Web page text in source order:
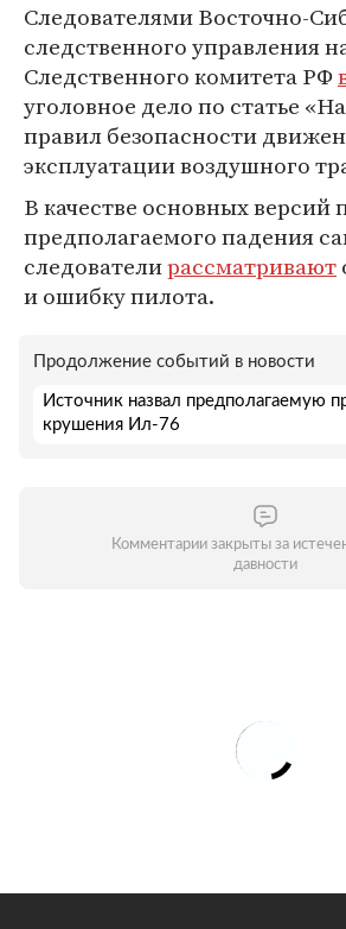
Следователями Восточно-
следственного управления
Следственного комитета РФ
уголовное дело по статье
правил безопасности
эксплуатации воздушного
В качестве основных версий
предполагаемого падения
следователирассматривают
и ошибку пилота.
Продолжение событий в новости
Источник назвал предполагаемую
крушения Ил-76
Комментарии закрыты за
давности